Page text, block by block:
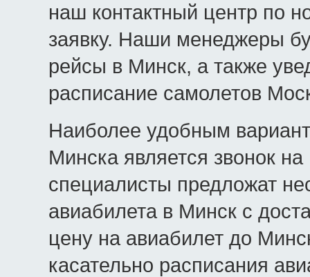
наш контактный центр по
заявку. Наши менеджеры
рейсы в Минск, а также
расписание самолетов
Наиболее удобным
Минска является звонок
специалисты предложат
авиабилета в Минск с
цену на авиабилет до
касательно расписания